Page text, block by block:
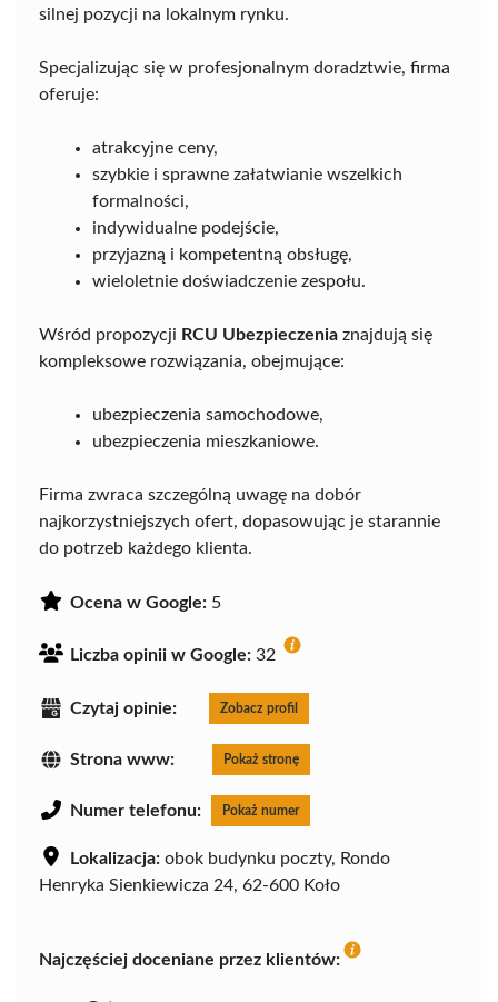
silnej pozycji na lokalnym rynku.
Specjalizując się w profesjonalnym doradztwie, firma
oferuje:
atrakcyjne ceny,
szybkie i sprawne załatwianie wszelkich
formalności,
indywidualne podejście,
przyjazną i kompetentną obsługę,
wieloletnie doświadczenie zespołu.
Wśród propozycji RCU Ubezpieczenia znajdują się
kompleksowe rozwiązania, obejmujące:
ubezpieczenia samochodowe,
ubezpieczenia mieszkaniowe.
Firma zwraca szczególną uwagę na dobór
najkorzystniejszych ofert, dopasowując je starannie
do potrzeb każdego klienta.
Ocena w Google: 5
Liczba opinii w Google: 32
Czytaj opinie: Zobacz profil
Strona www: Pokaż stronę
Numer telefonu: Pokaż numer
Lokalizacja: obok budynku poczty, Rondo
Henryka Sienkiewicza 24, 62-600 Koło
Najczęściej doceniane przez klientów: